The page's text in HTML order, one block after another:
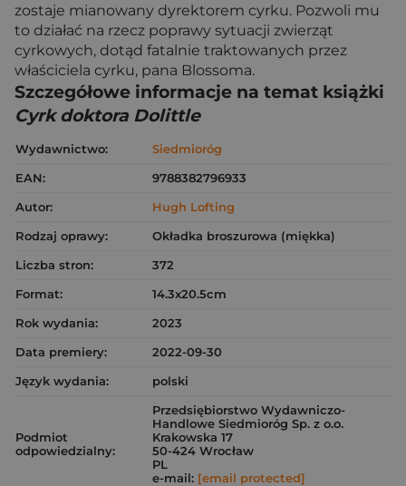
zostaje mianowany dyrektorem cyrku. Pozwoli mu
to działać na rzecz poprawy sytuacji zwierząt
cyrkowych, dotąd fatalnie traktowanych przez
właściciela cyrku, pana Blossoma.
Szczegółowe informacje na temat książki
Cyrk doktora Dolittle
Wydawnictwo:
Siedmioróg
EAN:
9788382796933
Autor:
Hugh Lofting
Rodzaj oprawy:
Okładka broszurowa (miękka)
Liczba stron:
372
Format:
14.3x20.5cm
Rok wydania:
2023
Data premiery:
2022-09-30
Język wydania:
polski
Podmiot
odpowiedzialny:
Przedsiębiorstwo Wydawniczo-
Handlowe Siedmioróg Sp. z o.o.
Krakowska 17
50-424 Wrocław
PL
e-mail: [email protected]